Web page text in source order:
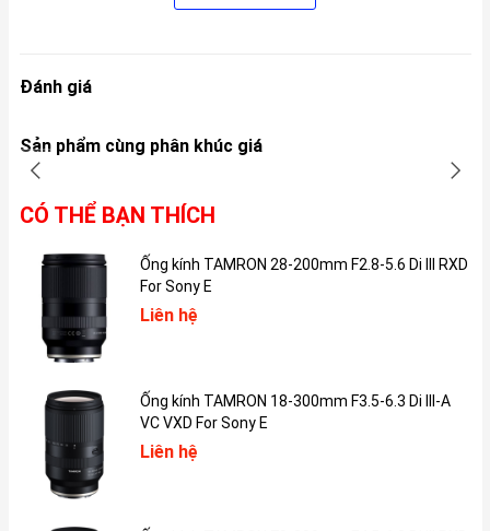
kế này trước đó đã xuất hiện ở thế hệ iPhone 5. Hơn nữa là máy
còn được trang bị khung viền thép cực xịn. Ngoài ra mặt lưng
iPhone 12 còn được trang bị mặt kính Ceramic Shield cực bóng
bẩy, nhìn vào là mê mẩn.
7.4 mm với cân nặng 164g. Nói tóm lại máy khá mỏng nhẹ phù
hợp với mọi loại tay, cả nam và nữ đều thích hợp.
Màn hình
Đánh giá
Sản phẩm cùng phân khúc giá
CÓ THỂ BẠN THÍCH
Ống kính TAMRON 28-200mm F2.8-5.6 Di III RXD
For Sony E
Liên hệ
Ống kính TAMRON 18-300mm F3.5-6.3 Di III-A
VC VXD For Sony E
Liên hệ